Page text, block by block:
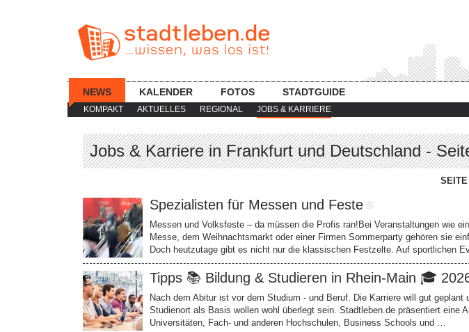
KOMPAKT AKTUELLES REGIONAL JOBS & KARRIERE
NEWS KALENDER FOTOS STADTGUIDE
Jobs & Karriere in Frankfurt und Deutschland -
SEITE
Spezialisten für Messen und Feste
Messen und Volksfeste – da müssen die Profis ran!Bei Veranstaltungen wie
Messe, dem Weihnachtsmarkt oder einer Firmen Sommerparty gehören sie
Doch heutzutage gibt es nicht nur die klassischen Festzelte. Auf sportlichen
Tipps 📚 Bildung & Studieren in Rhein-Main 🎓
Nach dem Abitur ist vor dem Studium - und Beruf. Die Karriere will gut geplant
Studienort als Basis wollen wohl überlegt sein. Stadtleben.de präsentiert eine
Universitäten, Fach- und anderen Hochschulen, Business Schools und …